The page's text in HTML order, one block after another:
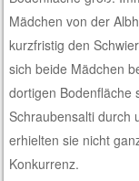
Mädchen von der
kurzfristig den
sich beide Mädchen
dortigen Bodenfläche
Schraubensalti durch
erhielten sie nicht
Konkurrenz.